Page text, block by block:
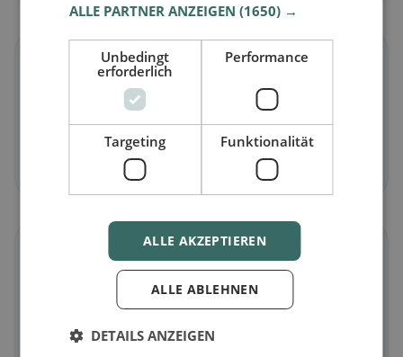
Vegetarianoin Cigognola
Piatti senza carne e classici vegetariani
Senza glutine in Cigognola
ALLE PARTNER ANZEIGEN(1650) →
Unbedingt
erforderlich
Performance
Targeting Funktionalität
ALLE AKZEPTIEREN
ALLE ABLEHNEN
DETAILS ANZEIGEN